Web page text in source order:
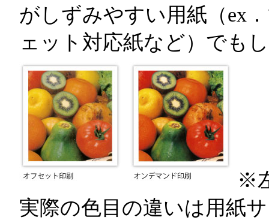
がしずみやすい用紙（ex
ェット対応紙など）でも
※
実際の色目の違いは用紙